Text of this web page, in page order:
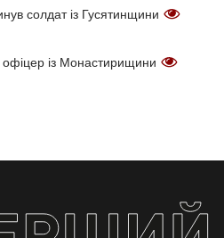
солдат із Гусятинщини
офіцер із Монастирищини